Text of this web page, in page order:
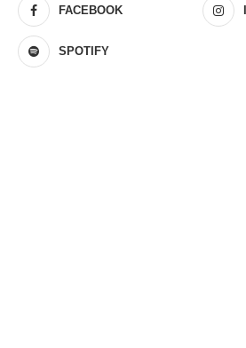
FACEBOOK
SPOTIFY